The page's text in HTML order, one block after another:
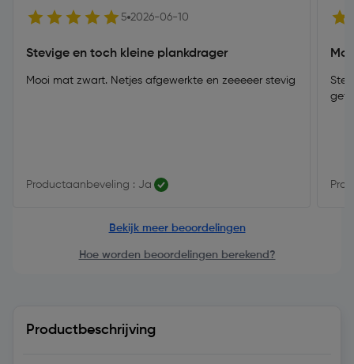
5 2026-06-10
Stevige en toch kleine plankdrager
Mooi mat zwart. Netjes afgewerkte en zeeeeer stevig
Productaanbeveling : Ja
Bekijk meer beoordelingen
Hoe worden beoordelingen berekend?
Productbeschrijving